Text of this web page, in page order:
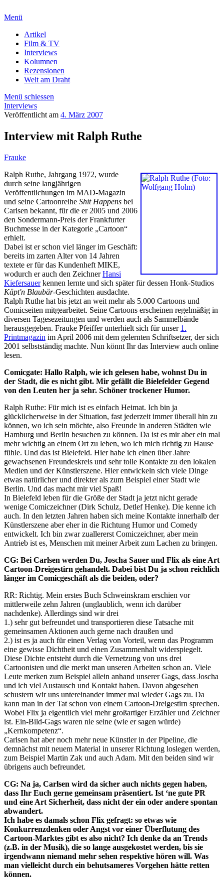
Menü
Artikel
Film & TV
Interviews
Kolumnen
Rezensionen
Welt am Draht
Menü schiessen
Interviews
Veröffentlicht am 4. März 2007
Interview mit Ralph Ruthe
Frauke
Ralph Ruthe, Jahrgang 1972, wurde
durch seine langjährigen
Veröffentlichungen im MAD-Magazin
und seine Cartoonreihe Shit Happens bei
Carlsen bekannt, für die er 2005 und 2006
den Sondermann-Preis der Frankfurter
Buchmesse in der Kategorie „Cartoon“
erhielt.
Dabei ist er schon viel länger im Geschäft:
bereits im zarten Alter von 14 Jahren
textete er für das Kundenheft MIKE,
wodurch er auch den ZeichnerHansi
Kiefersauerkennen lernte und sich später für dessen Honk-Studios
Käpt'n Blaubär-Geschichten ausdachte.
Ralph Ruthe hat bis jetzt an weit mehr als 5.000 Cartoons und
Comicseiten mitgearbeitet. Seine Cartoons erscheinen regelmäßig in
diversen Tagesezeitungen und werden auch als Sammelbände
herausgegeben. Frauke Pfeiffer unterhielt sich für unser 1.
Printmagazin im April 2006 mit dem gelernten Schriftsetzer, der sich
2001 selbstständig machte. Nun könnt Ihr das Interview auch online
lesen.
Comicgate: Hallo Ralph, wie ich gelesen habe, wohnst Du in
der Stadt, die es nicht gibt. Mir gefällt die Bielefelder Gegend
von den Leuten her ja sehr. Schöner trockener Humor.
Ralph Ruthe: Für mich ist es einfach Heimat. Ich bin ja
glücklicherweise in der Situation, fast jederzeit immer überall hin zu
können, wo ich sein möchte, also Freunde in anderen Städten wie
Hamburg und Berlin besuchen zu können. Da ist es mir aber ein mal
mehr wichtig an einem Ort zu leben, wo ich mich richtig zu Hause
fühle. Und das ist Bielefeld. Hier habe ich einen über Jahre
gewachsenen Freundeskreis und sehr tolle Kontakte zu den lokalen
Medien und der Künstlerszene. Hier entwickeln sich viele Dinge
etwas natürlicher und direkter als zum Beispiel einer Stadt wie
Berlin. Und das macht mir viel Spaß!
In Bielefeld leben für die Größe der Stadt ja jetzt nicht gerade
wenige Comiczeichner (Dirk Schulz, Detlef Henke). Die kenne ich
auch. In den letzten Jahren haben sich meine Kontakte innerhalb der
Künstlerszene aber eher in die Richtung Humor und Comedy
entwickelt. Ich bin zwar zuallererst Comiczeichner, aber mein
Antrieb ist es, Menschen mit meiner Arbeit zum Lachen zu bringen.
CG: Bei Carlsen werden Du, Joscha Sauer und Flix als eine Art
Cartoon-Dreigestirn gehandelt. Dabei bist Du ja schon reichlich
länger im Comicgeschäft als die beiden, oder?
RR: Richtig. Mein erstes Buch Schweinskram erschien vor
mittlerweile zehn Jahren (unglaublich, wenn ich darüber
nachdenke). Allerdings sind wir drei
1.) sehr gut befreundet und transportieren diese Tatsache mit
gemeinsamen Aktionen auch gerne nach draußen und
2.) ist es ja auch für einen Verlag von Vorteil, wenn das Programm
eine gewisse Dichtheit und einen Zusammenhalt widerspiegelt.
Diese Dichte entsteht durch die Vernetzung von uns drei
Cartoonisten und die merkt man unseren Arbeiten schon an. Viele
Leute merken zum Beispiel allein anhand unserer Gags, dass Joscha
und ich viel Austausch und Kontakt haben. Davon abgesehen
schustern wir uns untereinander immer mal wieder Gags zu. Da
kann man in der Tat schon von einem Cartoon-Dreigestirn sprechen.
Wobei Flix ja eigentlich viel mehr großartiger Erzähler und Zeichner
ist. Ein-Bild-Gags waren nie seine (wie er sagen würde)
„Kernkompetenz“.
Carlsen hat aber noch mehr neue Künstler in der Pipeline, die
demnächst mit neuem Material in unserer Richtung loslegen werden,
zum Beispiel Martin Zak und auch Adam. Mit den beiden sind wir
übrigens auch befreundet.
CG: Na ja, Carlsen wird da sicher auch nichts gegen haben,
dass Ihr Euch gerne gemeinsam präsentiert. Ist ‘ne gute PR
und eine Art Sicherheit, dass nicht der ein oder andere spontan
abwandert.
Ich habe es damals schon Flix gefragt: so etwas wie
Konkurrenzdenken oder Angst vor einer Überflutung des
Cartoon-Marktes gibt es also nicht? Ich denke da an Trends
(z.B. in der Musik), die so lange ausgekostet werden, bis sie
irgendwann niemand mehr sehen respektive hören will. Was
man vielleicht durch ein behutsameres Vorgehen hätte retten
können.